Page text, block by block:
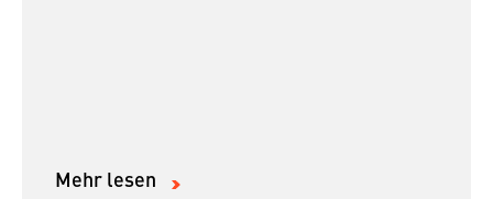
Mehr lesen